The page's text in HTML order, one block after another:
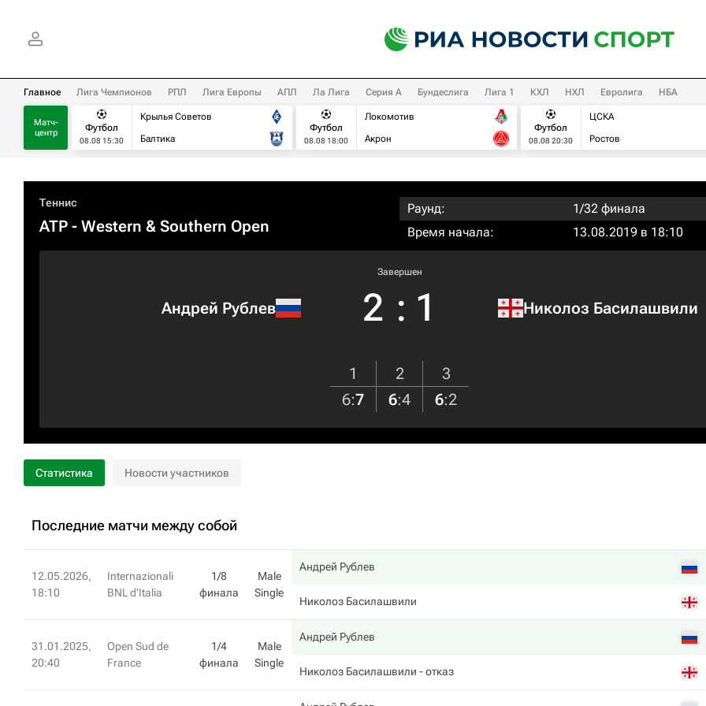
Главное Лига Чемпионов РПЛ Лига Европы АПЛ Ла Лига Серия А Бундеслига Лига 1 КХЛ НХЛ Евролига НБА
Матч-
центр
Футбол
08.08 15:30
Крылья Советов
Балтика
Футбол
08.08 18:00
Локомотив
Акрон
Футбол
08.08 20:30
ЦСКА
Ростов
Теннис
ATP - Western & Southern Open
Раунд:
1/32 финала
Время начала:
13.08.2019 в 18:10
Андрей Рублев
Завершен
2 : 1 Николоз Басилашвили
1 2
3
6:7 6:4 6:2
Статистика Новости участников
Последние матчи между собой
12.05.2026,
18:10
Internazionali
BNL d'Italia
1/8
финала
Male
Single
Андрей Рублев
Николоз Басилашвили
31.01.2025,
20:40
Open Sud de
France
1/4
финала
Male
Single
Андрей Рублев
Николоз Басилашвили - отказ